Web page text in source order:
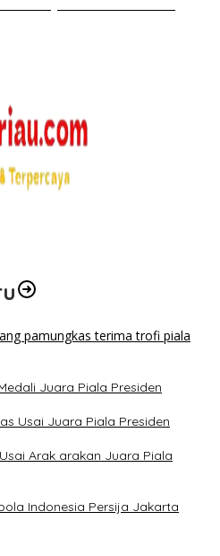
Juara Piala Presiden
Usai Juara Piala Presiden
Arak arakan Juara Piala
Indonesia Persija Jakarta